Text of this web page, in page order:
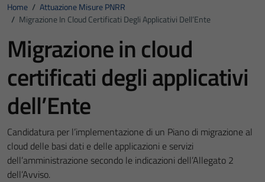
Home / Attuazione Misure PNRR
/ Migrazione In Cloud Certificati Degli Applicativi Dell’Ente
Migrazione in cloud
certificati degli applicativi
dell’Ente
Candidatura per l’implementazione di un Piano di migrazione al
cloud delle basi dati e delle applicazioni e servizi
dell’amministrazione secondo le indicazioni dell’Allegato 2
dell’Avviso.